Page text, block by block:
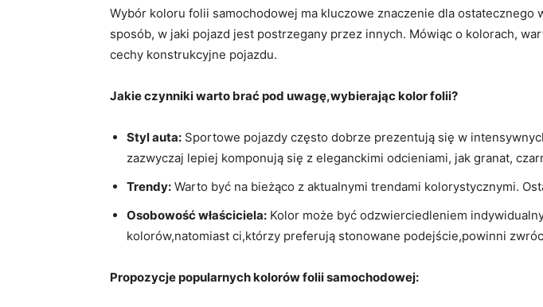
Wybór koloru folii samochodowej ma kluczowe znaczenie dla
sposób, w jaki pojazd jest postrzegany przez innych. Mówiąc o kolorach,
cechy konstrukcyjne pojazdu.
Jakie czynniki warto brać pod uwagę,wybierając kolor folii?
Styl auta: Sportowe pojazdy często dobrze prezentują się w
zazwyczaj lepiej komponują się z eleganckimi odcieniami, jak granat,
Trendy: Warto być na bieżąco z aktualnymi trendami kolorystycznymi.
Osobowość właściciela: Kolor może być odzwierciedleniem
kolorów,natomiast ci,którzy preferują stonowane podejście,powinni
Propozycje popularnych kolorów folii samochodowej: